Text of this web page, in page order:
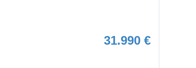
31.990 €